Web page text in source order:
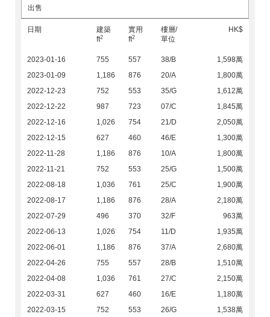
出售
日期
建築
ft2
實用
ft2
樓層/
單位
HK$
2023-01-16 755 557 38/B
1,598萬
2023-01-09
1,186 876 20/A
1,800萬
2022-12-23
752 553 35/G
1,612萬
2022-12-22
987 723 07/C
1,845萬
2022-12-16
1,026 754 21/D
2,050萬
2022-12-15
627 460 46/E
1,300萬
2022-11-28
1,186 876 10/A
1,800萬
2022-11-21
752 553 25/G
1,500萬
2022-08-18
1,036 761 25/C
1,900萬
2022-08-17
1,186 876 28/A
2,180萬
2022-07-29
496 370 32/F
963萬
2022-06-13
1,026 754 11/D
1,935萬
2022-06-01
1,186 876 37/A
2,680萬
2022-04-26
755 557 28/B
1,510萬
2022-04-08
1,036 761 27/C
2,150萬
2022-03-31
627 460 16/E
1,180萬
2022-03-15
752 553 26/G 1,538萬